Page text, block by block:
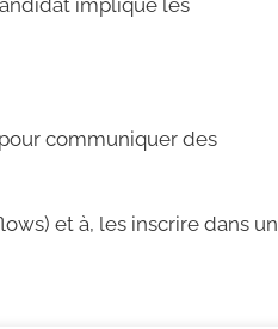
communiquer des
et à, les inscrire dans un